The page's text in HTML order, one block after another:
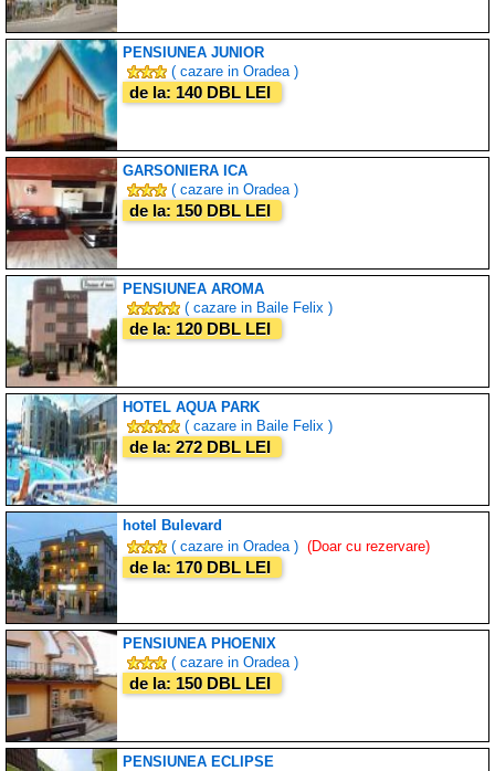
PENSIUNEA JUNIOR
( cazare in Oradea )
de la: 140 DBL LEI
GARSONIERA ICA
( cazare in Oradea )
de la: 150 DBL LEI
PENSIUNEA AROMA
( cazare in Baile Felix )
de la: 120 DBL LEI
HOTEL AQUA PARK
( cazare in Baile Felix )
de la: 272 DBL LEI
hotel Bulevard
( cazare in Oradea ) (Doar cu rezervare)
de la: 170 DBL LEI
PENSIUNEA PHOENIX
( cazare in Oradea )
de la: 150 DBL LEI
PENSIUNEA ECLIPSE